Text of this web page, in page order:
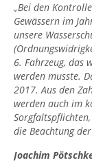
„Bei den
Gewässern im
unsere
6. Fahrzeug, das
werden musste.
2017. Aus den
werden auch im
die Beachtung
Joachim